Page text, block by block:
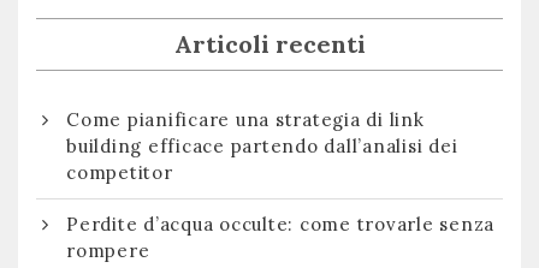
Articoli recenti
Come pianificare una strategia di link
building efficace partendo dall’analisi dei
competitor
Perdite d’acqua occulte: come trovarle senza
rompere